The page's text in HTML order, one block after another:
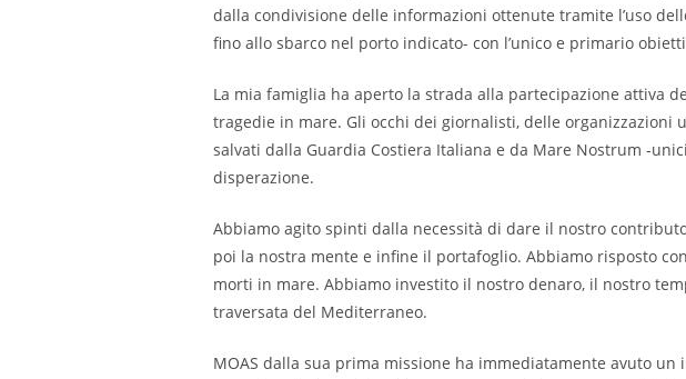
dalla condivisione delle informazioni ottenute tramite l’uso
fino allo sbarco nel porto indicato- con l’unico e primario
La mia famiglia ha aperto la strada alla partecipazione attiva
tragedie in mare. Gli occhi dei giornalisti, delle
salvati dalla Guardia Costiera Italiana e da Mare Nostrum -
disperazione.
Abbiamo agito spinti dalla necessità di dare il nostro
poi la nostra mente e infine il portafoglio. Abbiamo risposto
morti in mare. Abbiamo investito il nostro denaro, il nostro
traversata del Mediterraneo.
MOAS dalla sua prima missione ha immediatamente avuto